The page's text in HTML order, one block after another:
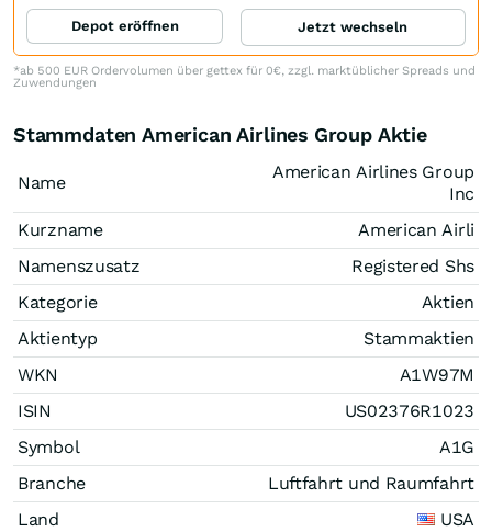
Depot eröffnen Jetzt wechseln
*ab 500 EUR Ordervolumen über gettex für 0€, zzgl. marktüblicher Spreads und
Zuwendungen
Stammdaten American Airlines Group Aktie
Name
American Airlines Group
Inc
Kurzname
American Airli
Namenszusatz
Registered Shs
Kategorie
Aktien
Aktientyp
Stammaktien
WKN
A1W97M
ISIN
US02376R1023
Symbol
A1G
Branche
Luftfahrt und Raumfahrt
Land
USA